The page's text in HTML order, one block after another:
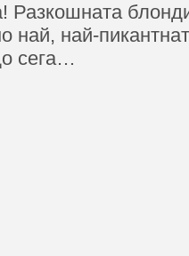
Разкошната
най, най-
сега…